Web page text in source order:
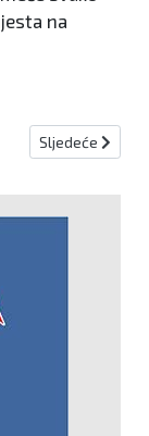
na
Sljedeći članak:
Sljedeće